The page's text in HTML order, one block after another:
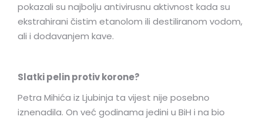
pokazali su najbolju antivirusnu aktivnost kada su
ekstrahirani čistim etanolom ili destiliranom vodom,
ali i dodavanjem kave.
Slatki pelin protiv korone?
Petra Mihića iz Ljubinja ta vijest nije posebno
iznenadila. On već godinama jedini u BiH i na bio